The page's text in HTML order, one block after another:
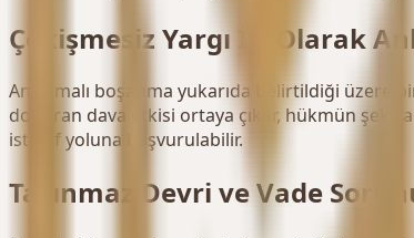
Çekişmesiz Yargı İşi Olarak
Anlaşmalı boşanma yukarıda belirtildiği üzere
doğuran dava etkisi ortaya çıkar, hükmün şekli
istinaf yoluna başvurulabilir.
Taşınmaz Devri ve Vade